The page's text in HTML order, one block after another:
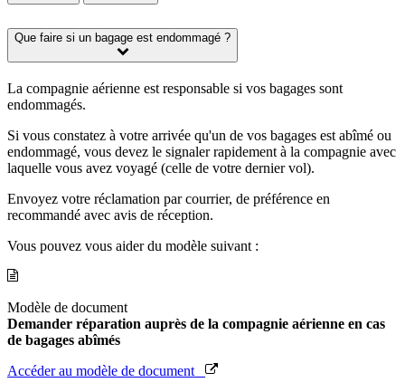
Que faire si un bagage est endommagé ?
La compagnie aérienne est responsable si vos bagages sont
endommagés.
Si vous constatez à votre arrivée qu'un de vos bagages est abîmé ou
endommagé, vous devez le signaler rapidement à la compagnie avec
laquelle vous avez voyagé (celle de votre dernier vol).
Envoyez votre réclamation par courrier, de préférence en
recommandé avec avis de réception.
Vous pouvez vous aider du modèle suivant :
Modèle de document
Demander réparation auprès de la compagnie aérienne en cas
de bagages abîmés
Accéder au modèle de document